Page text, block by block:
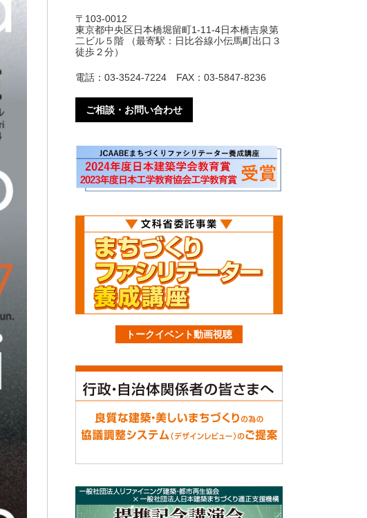
〒103-0012
東京都中央区日本橋堀留町1-11-4日本橋吉泉第
二ビル５階 （最寄駅：日比谷線小伝馬町出口３
徒歩２分）
電話：03-3524-7224 FAX：03-5847-8236
ご相談・お問い合わせ
トークイベント動画視聴